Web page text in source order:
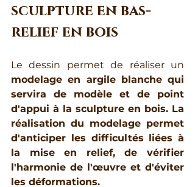
sculpture en bas-
relief en bois
modelage en argile blanche qui
servira de modèle et de point
d'appui à la sculpture en bois. La
réalisation du modelage permet
d'anticiper les difficultés liées à
la mise en relief, de vérifier
l'harmonie de l'œuvre et d'éviter
les déformations.